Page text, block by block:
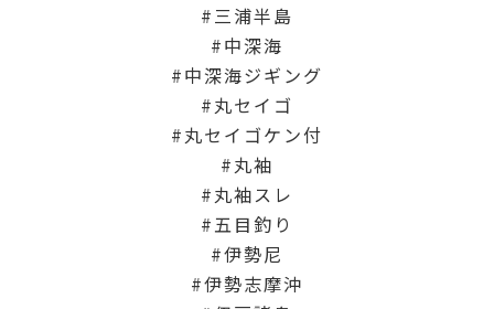
三浦半島
中深海
中深海ジギング
丸セイゴ
丸セイゴケン付
丸袖
丸袖スレ
五目釣り
伊勢尼
伊勢志摩沖